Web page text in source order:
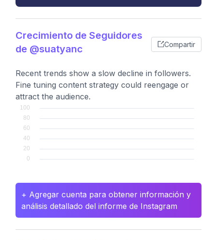
Crecimiento de Seguidores
de @suatyanc
Compartir
Recent trends show a slow decline in followers.
Fine tuning content strategy could reengage or
attract the audience.
+ Agregar cuenta para obtener información y
análisis detallado del informe de Instagram